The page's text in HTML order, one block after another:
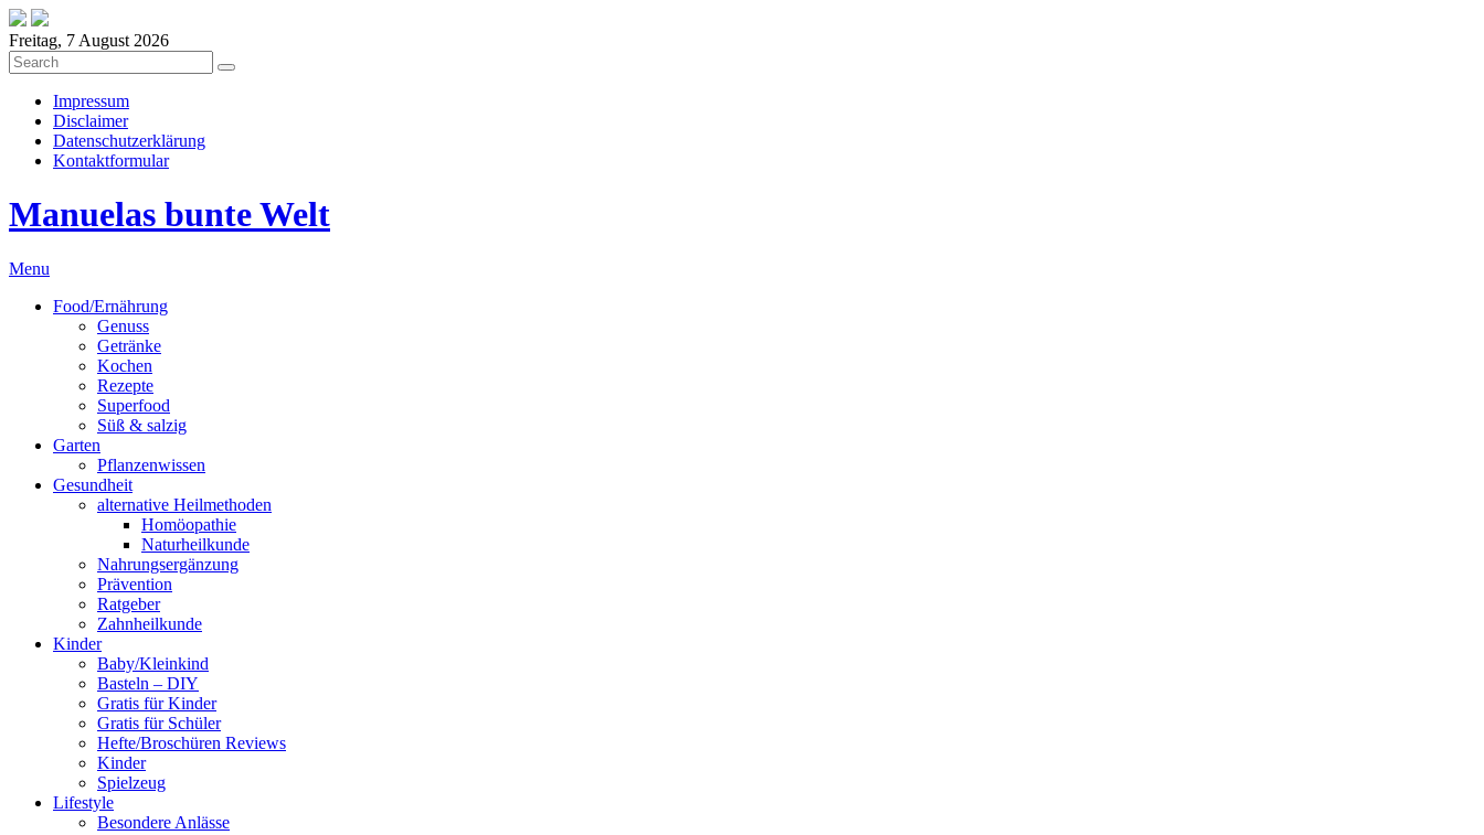
Freitag, 7 August 2026
Impressum
Disclaimer
Datenschutzerklärung
Kontaktformular
Manuelas bunte Welt
Menu
Food/Ernährung
Genuss
Getränke
Kochen
Rezepte
Superfood
Süß & salzig
Garten
Pflanzenwissen
Gesundheit
alternative Heilmethoden
Homöopathie
Naturheilkunde
Nahrungsergänzung
Prävention
Ratgeber
Zahnheilkunde
Kinder
Baby/Kleinkind
Basteln – DIY
Gratis für Kinder
Gratis für Schüler
Hefte/Broschüren Reviews
Kinder
Spielzeug
Lifestyle
Besondere Anlässe